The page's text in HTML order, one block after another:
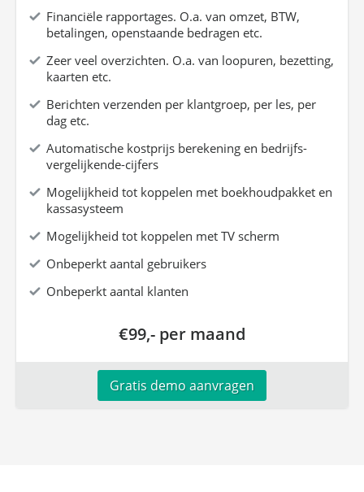
Financiële rapportages. O.a. van omzet, BTW,
betalingen, openstaande bedragen etc.
Zeer veel overzichten. O.a. van loopuren, bezetting,
kaarten etc.
Berichten verzenden per klantgroep, per les, per
dag etc.
Automatische kostprijs berekening en bedrijfs-
vergelijkende-cijfers
Mogelijkheid tot koppelen met boekhoudpakket en
kassasysteem
Mogelijkheid tot koppelen met TV scherm
Onbeperkt aantal gebruikers
Onbeperkt aantal klanten
€99,- per maand
Gratis demo aanvragen